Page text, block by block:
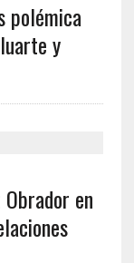
polémica
y
en